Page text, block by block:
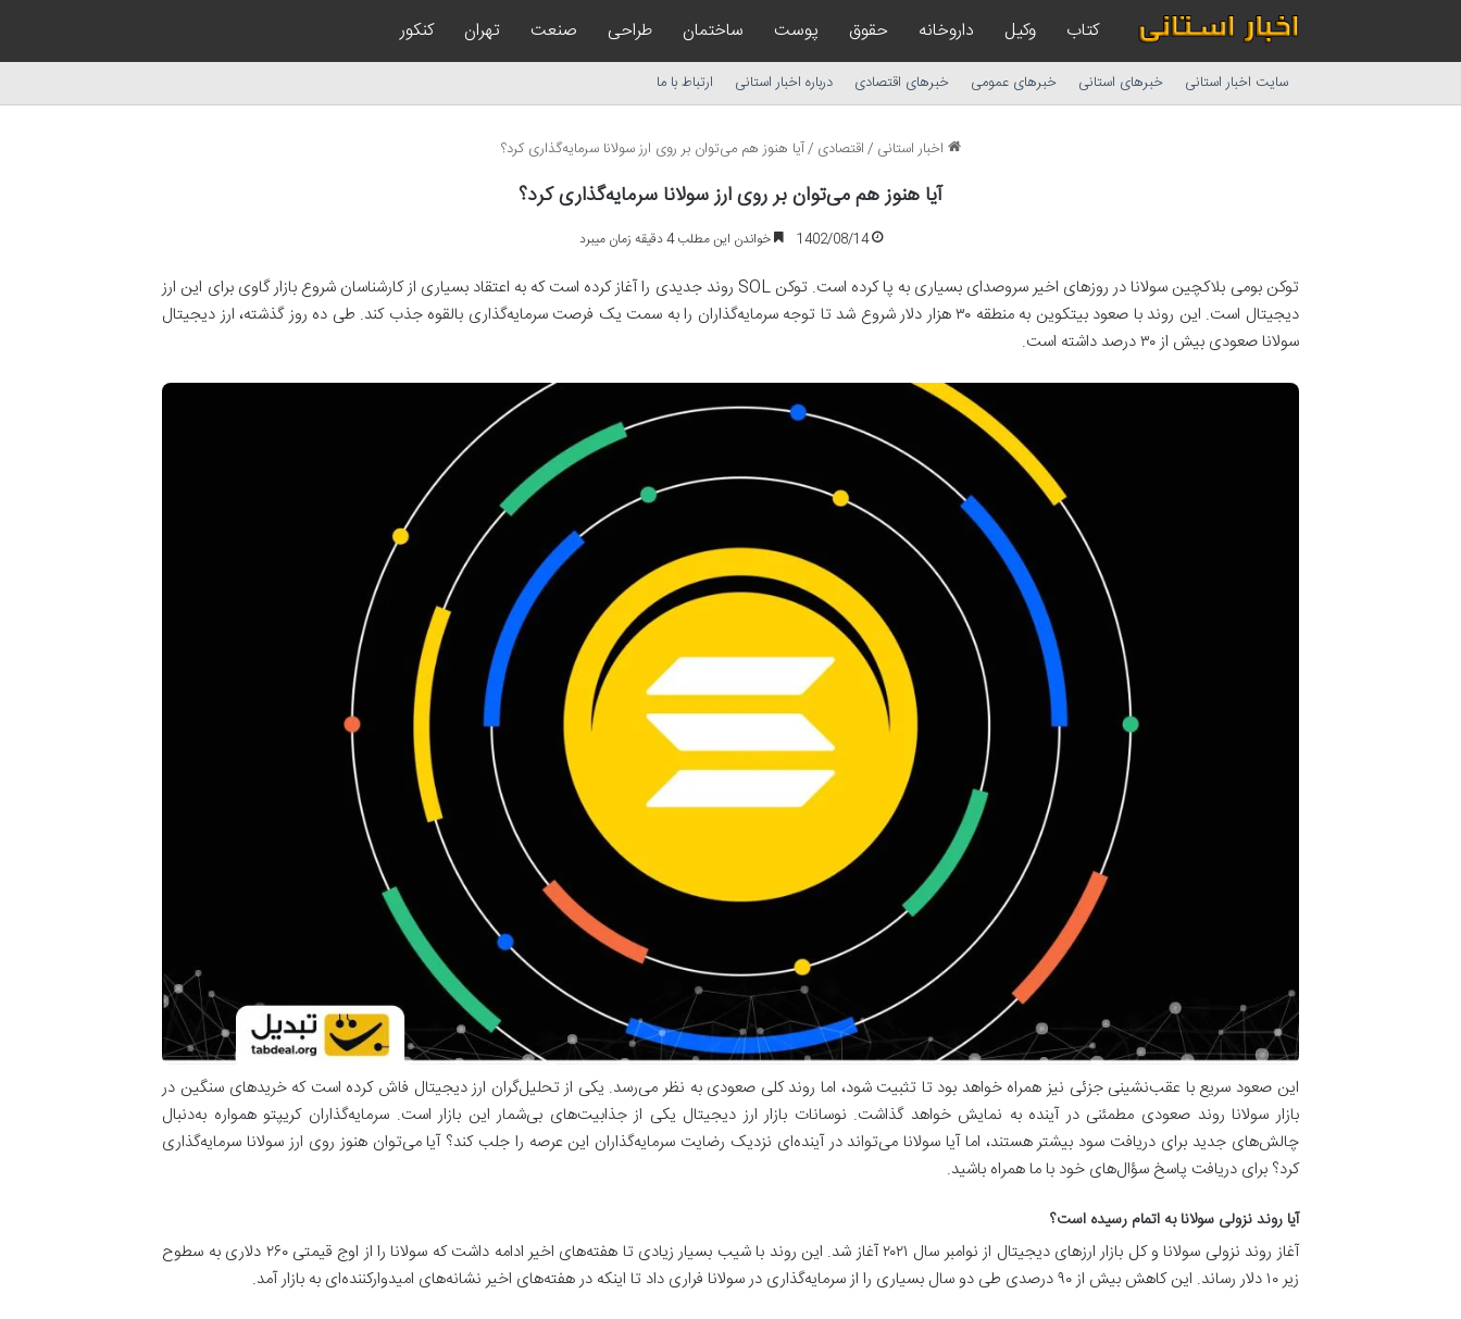
کتاب وکیل داروخانه حقوق پوست ساختمان طراحی صنعت تهران کنکور
سایت اخبار استانی خبرهای استانی خبرهای عمومی خبرهای اقتصادی درباره اخبار استانی ارتباط با ما
اخبار استانی /اقتصادی /آیا هنوز هم می‌توان بر روی ارز سولانا سرمایه‌گذاری کرد؟
آیا هنوز هم می‌توان بر روی ارز سولانا سرمایه‌گذاری کرد؟
1402/08/14 خواندن این مطلب 4 دقیقه زمان میبرد
توکن بومی بلاکچین سولانا در روزهای اخیر سروصدای بسیاری به پا کرده است. توکن SOL روند جدیدی را آغاز کرده است که به اعتقاد بسیاری از کارشناسان شروع بازار گاوی برای این ارز
دیجیتال است. این روند با صعود بیتکوین به منطقه ۳۰ هزار دلار شروع شد تا توجه سرمایه‌گذاران را به سمت یک فرصت سرمایه‌گذاری بالقوه جذب کند. طی ده روز گذشته، ارز دیجیتال
سولانا صعودی بیش از ۳۰ درصد داشته است.
این صعود سریع با عقب‌نشینی جزئی نیز همراه خواهد بود تا تثبیت شود، اما روند کلی صعودی به نظر می‌رسد. یکی از تحلیل‌گران ارز دیجیتال فاش کرده است که خریدهای سنگین در
بازار سولانا روند صعودی مطمئنی در آینده به نمایش خواهد گذاشت. نوسانات بازار ارز دیجیتال یکی از جذابیت‌های بی‌شمار این بازار است. سرمایه‌گذاران کریپتو همواره به‌دنبال
چالش‌های جدید برای دریافت سود بیشتر هستند، اما آیا سولانا می‌تواند در آینده‌ای نزدیک رضایت سرمایه‌گذاران این عرصه را جلب کند؟ آیا می‌توان هنوز روی ارز سولانا سرمایه‌گذاری
کرد؟ برای دریافت پاسخ سؤال‌های خود با ما همراه باشید.
آیا روند نزولی سولانا به اتمام رسیده است؟
آغاز روند نزولی سولانا و کل بازار ارزهای دیجیتال از نوامبر سال ۲۰۲۱ آغاز شد. این روند با شیب بسیار زیادی تا هفته‌های اخیر ادامه داشت که سولانا را از اوج قیمتی ۲۶۰ دلاری به سطوح
زیر ۱۰ دلار رساند. این کاهش بیش از ۹۰ درصدی طی دو سال بسیاری را از سرمایه‌گذاری در سولانا فراری داد تا اینکه در هفته‌های اخیر نشانه‌های امیدوارکننده‌ای به بازار آمد.